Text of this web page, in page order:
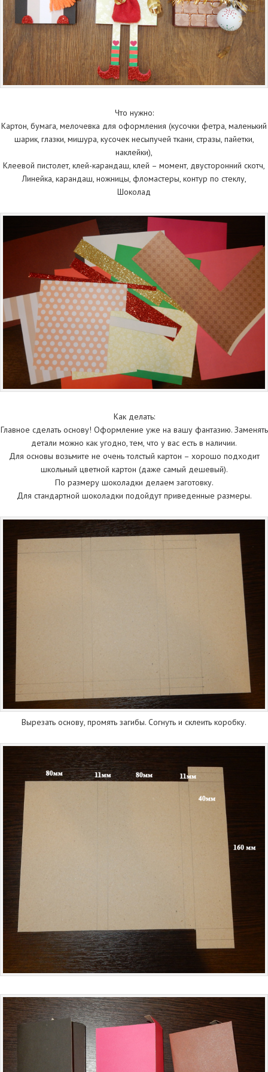
Что нужно:
Картон, бумага, мелочевка для оформления (кусочки фетра, маленький
шарик, глазки, мишура, кусочек несыпучей ткани, стразы, пайетки,
наклейки),
Клеевой пистолет, клей-карандаш, клей – момент, двусторонний скотч,
Линейка, карандаш, ножницы, фломастеры, контур по стеклу,
Шоколад
Как делать:
Главное сделать основу! Оформление уже на вашу фантазию. Заменять
детали можно как угодно, тем, что у вас есть в наличии.
Для основы возьмите не очень толстый картон – хорошо подходит
школьный цветной картон (даже самый дешевый).
По размеру шоколадки делаем заготовку.
Для стандартной шоколадки подойдут приведенные размеры.
Вырезать основу, промять загибы. Согнуть и склеить коробку.